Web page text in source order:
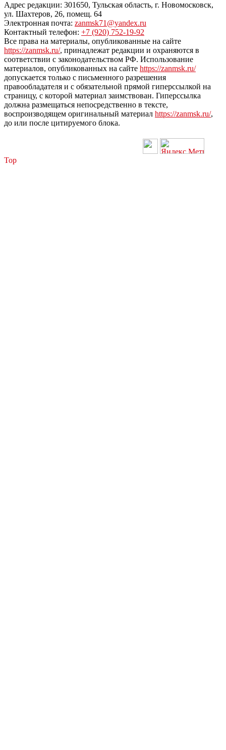
Адрес редакции: 301650, Тульская область, г. Новомосковск,
ул. Шахтеров, 26, помещ. 64
Электронная почта: zanmsk71@yandex.ru
Контактный телефон: +7 (920) 752-19-92
Все права на материалы, опубликованные на сайте
https://zanmsk.ru/, принадлежат редакции и охраняются в
соответствии с законодательством РФ. Использование
материалов, опубликованных на сайте https://zanmsk.ru/
допускается только с письменного разрешения
правообладателя и с обязательной прямой гиперссылкой на
страницу, с которой материал заимствован. Гиперссылка
должна размещаться непосредственно в тексте,
воспроизводящем оригинальный материал https://zanmsk.ru/,
до или после цитируемого блока.
Top